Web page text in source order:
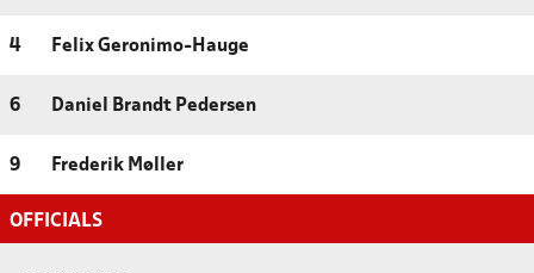
4 Felix Geronimo-Hauge
6 Daniel Brandt Pedersen
9 Frederik Møller
OFFICIALS